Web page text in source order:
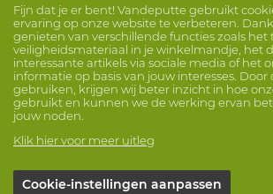
Fijn dat je er bent! Vandeputte gebruikt
ervaring op onze website te verbeteren.
genieten van verschillende functies zoals het
veiligheidsmateriaal in je winkelmandje, het
interessante artikels via sociale media of het
informatie op basis van jouw interesses. Door
gebruiken, krijgen wij beter inzicht in hoe
gebruikt en kunnen we de werking ervan
jouw noden.
Klik hier voor meer uitleg
Cookie-instellingen aanpassen